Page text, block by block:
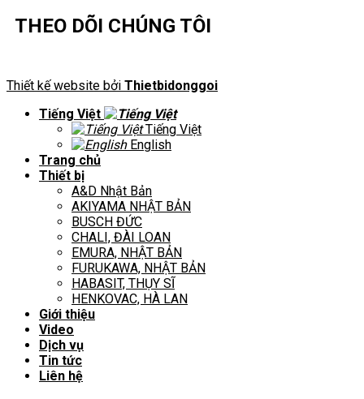
THEO DÕI CHÚNG TÔI
Thiết kế website bởi Thietbidonggoi
Tiếng Việt
Tiếng Việt
English
Trang chủ
Thiết bị
A&D Nhật Bản
AKIYAMA NHẬT BẢN
BUSCH ĐỨC
CHALI, ĐÀI LOAN
EMURA, NHẬT BẢN
FURUKAWA, NHẬT BẢN
HABASIT, THỤY SĨ
HENKOVAC, HÀ LAN
Giới thiệu
Video
Dịch vụ
Tin tức
Liên hệ